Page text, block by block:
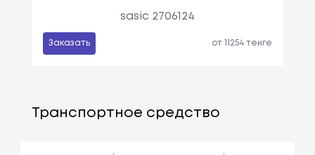
sasic 2706124
Заказать от 11254 тенге
Транспортное средство